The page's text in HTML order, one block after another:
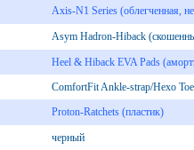
Axis-N1 Series (облегченная,
Asym Hadron-Hiback
Heel & Hiback EVA Pads
ComfortFit Ankle-strap/Hexo
Proton-Ratchets (пластик)
черный